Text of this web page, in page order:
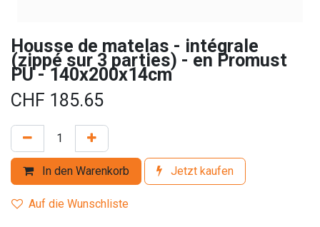
Housse de matelas - intégrale
(zippé sur 3 parties) - en Promust
PU - 140x200x14cm
CHF 185.65
In den Warenkorb Jetzt kaufen
Auf die Wunschliste